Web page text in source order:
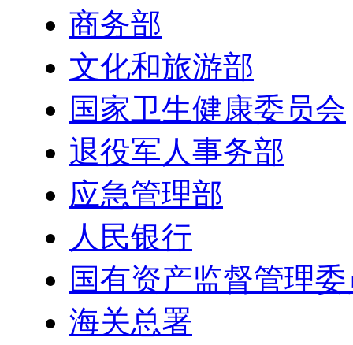
商务部
文化和旅游部
国家卫生健康委员会
退役军人事务部
应急管理部
人民银行
国有资产监督管理
海关总署